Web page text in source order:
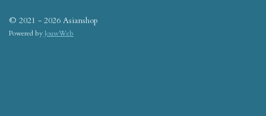
© 2021 - 2026 Asianshop
Powered byJouwWeb